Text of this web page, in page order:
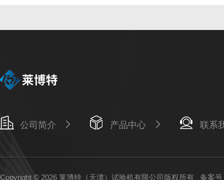
公司简介 产品中心 联系
Copyright © 2026 莱博特（天津）试验机有限公司版权所有 备案号